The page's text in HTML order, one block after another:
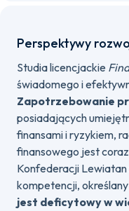
Perspektywy
Studia licencjackie
świadomego i
Zapotrzebowanie
posiadających
finansami i ryzykiem,
finansowego jest
Konfederacji
kompetencji,
jest deficytowy w